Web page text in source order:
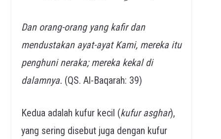
Dan orang-orang yang kafir dan
mendustakan ayat-ayat Kami, mereka itu
penghuni neraka; mereka kekal di
dalamnya. (QS. Al-Baqarah: 39)
Kedua adalah kufur kecil (kufur asghar),
yang sering disebut juga dengan kufur